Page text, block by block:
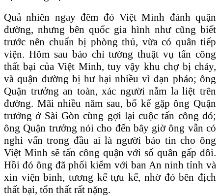
Quả nhiên ngay đêm đó Việt Minh đánh quận
đường, nhưng bên quốc gia hình như cũng biết
trước nên chuẩn bị phòng thủ, vừa có quân tiếp
viện. Hôm sau báo chí tường thuật vụ tấn công
thất bại của Việt Minh, tuy vậy khu chợ bị cháy,
và quận đường bị hư hại nhiều vì đạn pháo; ông
Quận trưởng an toàn, xác người nằm la liệt trên
đường. Mãi nhiều năm sau, bố kể gặp ông Quận
trưởng ở Sài Gòn cùng gợi lại cuộc tấn công đó;
ông Quận trưởng nói cho đến bây giờ ông vẫn có
nghi vấn trong đầu ai là người báo tin cho ông
Việt Minh sẽ tấn công quận với số quân gấp đôi.
Hồi đó ông đã phối kiểm với ban An ninh tỉnh và
xin viện binh, tương kế tựu kế, nhờ đó bên địch
thất bại, tổn thất rất nặng.